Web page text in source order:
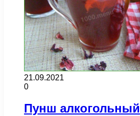
21.09.2021
0
Пунш алкогольный